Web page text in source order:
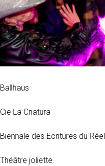
Ballhaus
Cie La Criatura
Biennale des Ecritures du Réel
Théâtre joliette